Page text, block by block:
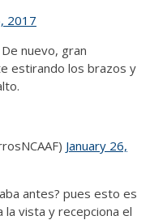
2017
nuevo, gran
estirando los brazos y
January 26,
antes? pues esto es
la vista y recepciona el